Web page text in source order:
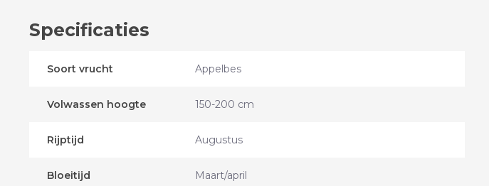
Specificaties
Soort vrucht Appelbes
Volwassen hoogte 150-200 cm
Rijptijd Augustus
Bloeitijd Maart/april